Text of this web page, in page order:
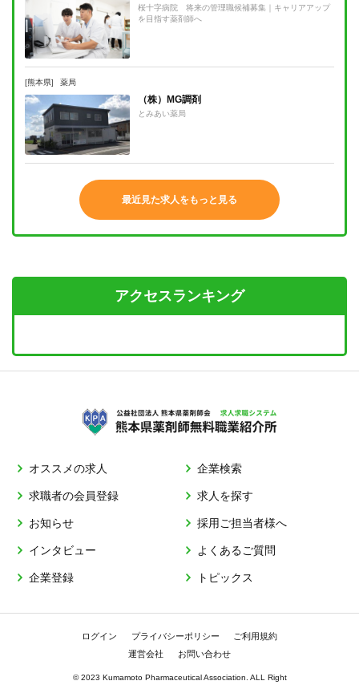
桜十字病院 将来の管理職候補募集｜キャリアアップ
を目指す薬剤師へ
[熊本県] 薬局
（株）MG調剤
とみあい薬局
最近見た求人をもっと見る
アクセスランキング
オススメの求人 企業検索
求職者の会員登録 求人を探す
お知らせ 採用ご担当者様へ
インタビュー よくあるご質問
企業登録 トピックス
ログイン プライバシーポリシー
ご利用規約
運営会社
お問い合わせ
© 2023 Kumamoto Pharmaceutical Association. ALL Right